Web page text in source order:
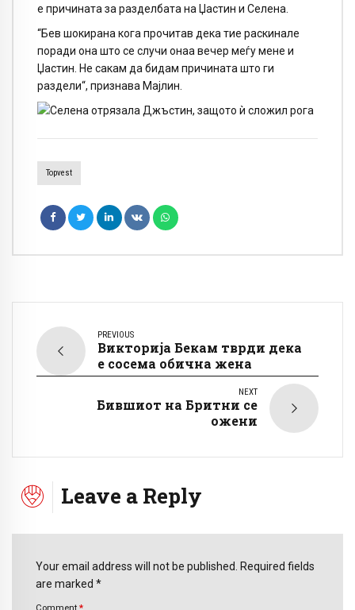
е причината за разделбата на Џастин и Селена.
“Бев шокирана кога прочитав дека тие раскинале
поради она што се случи онаа вечер меѓу мене и
Џастин. Не сакам да бидам причината што ги
раздели“, признава Мајлин.
Topvest
PREVIOUS
Викторија Бекам тврди дека
е сосема обична жена
NEXT
Бившиот на Бритни се
ожени
Leave a Reply
Your email address will not be published. Required fields
are marked *
Comment *